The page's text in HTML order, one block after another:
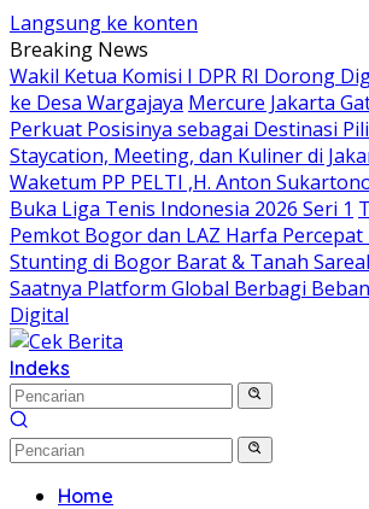
Langsung ke konten
Breaking News
Wakil Ketua Komisi I DPR RI Dorong
ke Desa Wargajaya Mercure Jakarta
Perkuat Posisinya sebagai Destinasi
Staycation, Meeting, dan Kuliner di
Waketum PP PELTI ,H. Anton
Buka Liga Tenis Indonesia 2026 Seri 1
Pemkot Bogor dan LAZ Harfa
Stunting di Bogor Barat & Tanah Sareal
Saatnya Platform Global Berbagi
Digital
Indeks
Home